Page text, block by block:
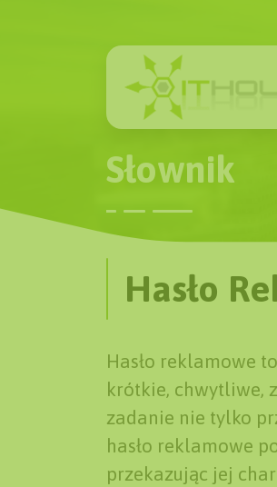
Słownik
Hasło
Hasło reklamowe
krótkie, chwytliwe,
zadanie nie tylko
hasło reklamowe
przekazując jej